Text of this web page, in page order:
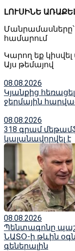
ԼՈՒՍԻՆԵ
Մանրամասները՝
համարում
Կարող եք կիսվել
Այս թեմայով
08.08.2026
Կյանքից
ջերմային
08.08.2026
318 գրամ
կալանավորվել է
08.08.2026
Պենտագոնը
ՆԱՏՕ-ի թևին
գեներալին